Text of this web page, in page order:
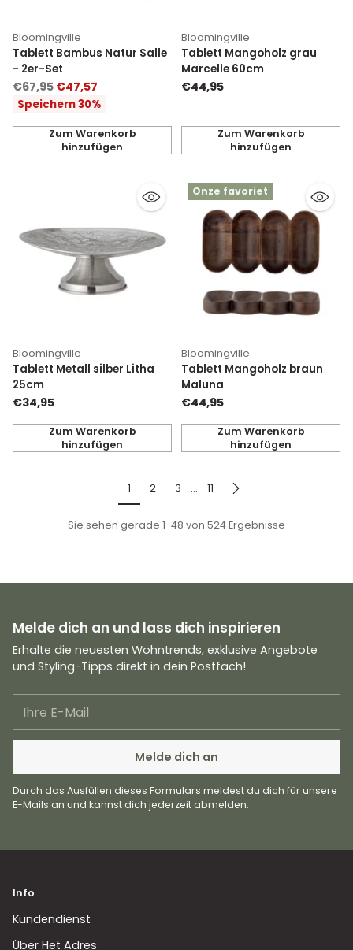
Bloomingville
Tablett Bambus Natur Salle
- 2er-Set
Normaler
Preis
€67,95 €47,57
Speichern 30%
Zum Warenkorb
hinzufügen
Anzahl
Bloomingville
Tablett Mangoholz grau
Marcelle 60cm
€44,95
Zum Warenkorb
hinzufügen
Anzahl
Bloomingville
Tablett Metall silber Litha
25cm
€34,95
Zum Warenkorb
hinzufügen
Anzahl
Onze favoriet
Bloomingville
Tablett Mangoholz braun
Maluna
€44,95
Zum Warenkorb
hinzufügen
Anzahl
1 2 3 … 11
Sie sehen gerade 1-48 von 524 Ergebnisse
Melde dich an und lass dich inspirieren
Erhalte die neuesten Wohntrends, exklusive Angebote
und Styling-Tipps direkt in dein Postfach!
Mail
Melde dich an
Durch das Ausfüllen dieses Formulars meldest du dich für unsere
E-Mails an und kannst dich jederzeit abmelden.
Info
Kundendienst
Über Het Adres